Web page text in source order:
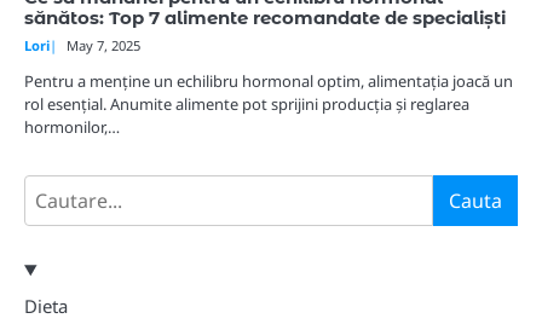
sănătos: Top 7 alimente recomandate de specialiști
Lori May 7, 2025
Pentru a menține un echilibru hormonal optim, alimentația joacă un
rol esențial. Anumite alimente pot sprijini producția și reglarea
hormonilor,…
Search Cauta
Dieta